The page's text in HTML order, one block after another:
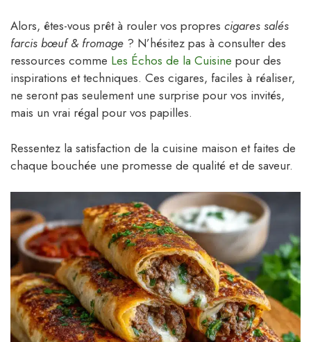
Alors, êtes-vous prêt à rouler vos propres cigares salés
farcis bœuf & fromage ? N’hésitez pas à consulter des
ressources comme Les Échos de la Cuisine pour des
inspirations et techniques. Ces cigares, faciles à réaliser,
ne seront pas seulement une surprise pour vos invités,
mais un vrai régal pour vos papilles.
Ressentez la satisfaction de la cuisine maison et faites de
chaque bouchée une promesse de qualité et de saveur.